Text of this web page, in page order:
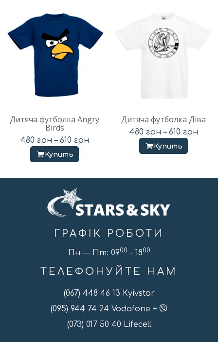
Дитяча футболка Angry
Birds
480 грн – 610 грн
Купить
Дитяча футболка Діва
480 грн – 610 грн
Купить
ГРАФІК РОБОТИ
Пн — Пт: 0900 - 1800
ТЕЛЕФОНУЙТЕ НАМ
(067) 448 46 13 Kyivstar
(095) 944 74 24 Vodafone +
(073) 017 50 40 Lifecell